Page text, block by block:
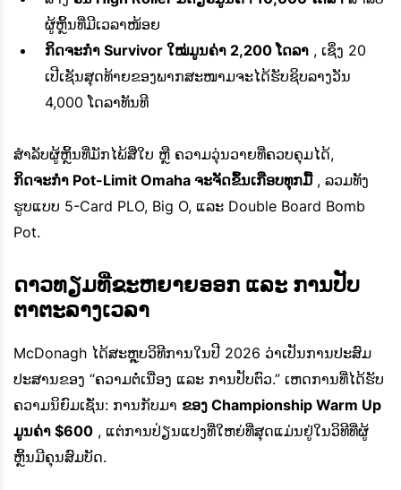
ຜູ້ຫຼິ້ນທີ່ມີເວລາໜ້ອຍ
ກິດຈະກຳ Survivor ໃໝ່ມູນຄ່າ 2,200 ໂດລາ , ເຊິ່ງ 20
ເປີເຊັນສຸດທ້າຍຂອງພາກສະໜາມຈະໄດ້ຮັບຊິບລາງວັນ
4,000 ໂດລາທັນທີ
ສຳລັບຜູ້ຫຼິ້ນທີ່ມັກໄພ້ສີ່ໃບ ຫຼື ຄວາມວຸ່ນວາຍທີ່ຄວບຄຸມໄດ້,
ກິດຈະກຳ Pot-Limit Omaha ຈະຈັດຂຶ້ນເກືອບທຸກມື້, ລວມທັງ
ຮູບແບບ 5-Card PLO, Big O, ແລະ Double Board Bomb
Pot.
ດາວທຽມທີ່ຂະຫຍາຍອອກ ແລະ ການປັບ
ຕາຕະລາງເວລາ
McDonagh ໄດ້ສະຫຼຸບວິທີການໃນປີ 2026 ວ່າເປັນການປະສົມ
ປະສານຂອງ “ຄວາມຕໍ່ເນື່ອງ ແລະ ການປັບຕົວ.” ເຫດການທີ່ໄດ້ຮັບ
ຄວາມນິຍົມເຊັ່ນ: ການກັບມາ ຂອງ Championship Warm Up
ມູນຄ່າ $600 , ແຕ່ການປ່ຽນແປງທີ່ໃຫຍ່ທີ່ສຸດແມ່ນຢູ່ໃນວິທີທີ່ຜູ້
ຫຼິ້ນມີຄຸນສົມບັດ.